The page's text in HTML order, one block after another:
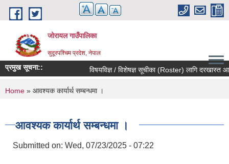
Skip to main content
जोरायल गाउँपालिका
सुदूरपश्चिम प्रदेश, नेपाल
प्रमुख सूचना:: विषयविज्ञ / विशेषज्ञ सूचीका (Roster) लागि दरखास्त
You are here
Home » आवश्यक कार्यार्थ सम्बन्धमा ।
आवश्यक कार्यार्थ सम्बन्धमा ।
Submitted on: Wed, 07/23/2025 - 07:22